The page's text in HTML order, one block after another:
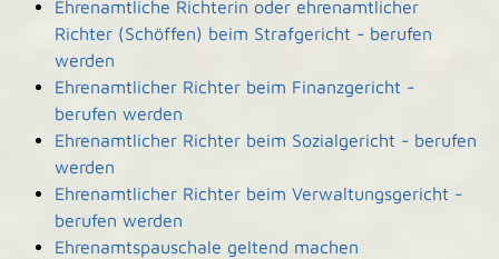
Ehrenamtliche Richterin oder ehrenamtlicher
Richter (Schöffen) beim Strafgericht - berufen
werden
Ehrenamtlicher Richter beim Finanzgericht -
berufen werden
Ehrenamtlicher Richter beim Sozialgericht - berufen
werden
Ehrenamtlicher Richter beim Verwaltungsgericht -
berufen werden
Ehrenamtspauschale geltend machen